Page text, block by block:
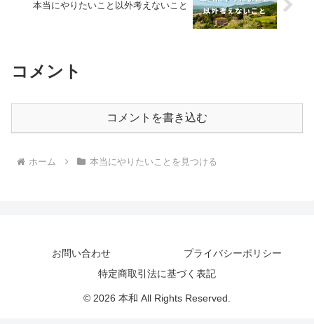
本当にやりたいこと以外考えないこと
コメント
コメントを書き込む
ホーム 本当にやりたいことを見つける
お問い合わせ
プライバシーポリシー
特定商取引法に基づく表記
© 2026 本和 All Rights Reserved.